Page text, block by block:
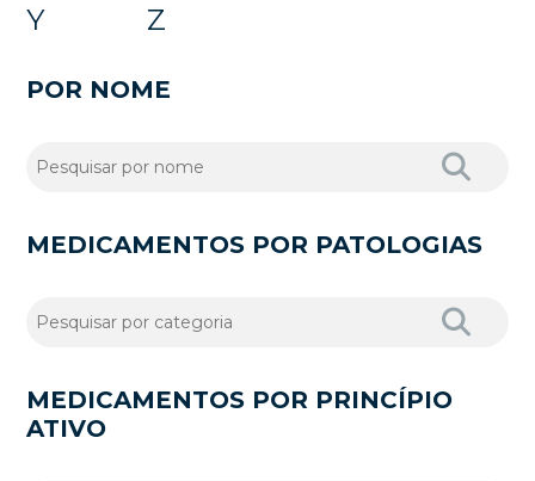
Y
Z
POR NOME
MEDICAMENTOS POR PATOLOGIAS
MEDICAMENTOS POR PRINCÍPIO
ATIVO